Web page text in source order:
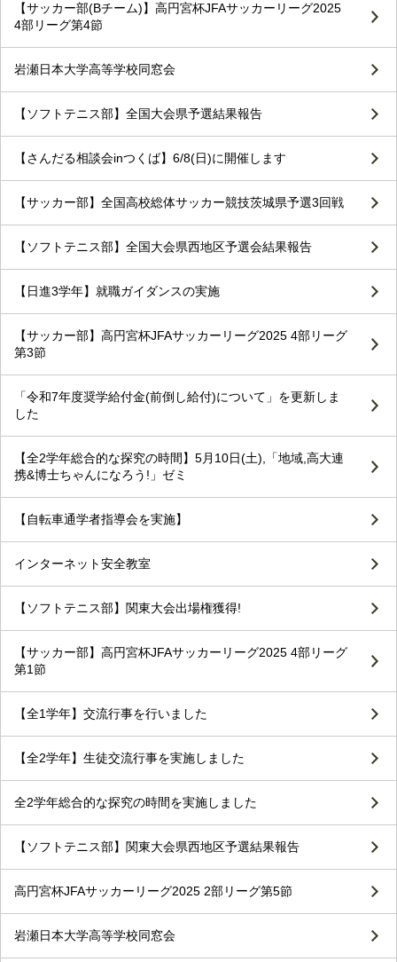
【サッカー部(Bチーム)】高円宮杯JFAサッカーリーグ2025
4部リーグ第4節
岩瀬日本大学高等学校同窓会
【ソフトテニス部】全国大会県予選結果報告
【さんだる相談会inつくば】6/8(日)に開催します
【サッカー部】全国高校総体サッカー競技茨城県予選3回戦
【ソフトテニス部】全国大会県西地区予選会結果報告
【日進3学年】就職ガイダンスの実施
【サッカー部】高円宮杯JFAサッカーリーグ2025 4部リーグ
第3節
「令和7年度奨学給付金(前倒し給付)について」を更新しま
した
【全2学年総合的な探究の時間】5月10日(土),「地域,高大連
携&博士ちゃんになろう!」ゼミ
【自転車通学者指導会を実施】
インターネット安全教室
【ソフトテニス部】関東大会出場権獲得!
【サッカー部】高円宮杯JFAサッカーリーグ2025 4部リーグ
第1節
【全1学年】交流行事を行いました
【全2学年】生徒交流行事を実施しました
全2学年総合的な探究の時間を実施しました
【ソフトテニス部】関東大会県西地区予選結果報告
高円宮杯JFAサッカーリーグ2025 2部リーグ第5節
岩瀬日本大学高等学校同窓会